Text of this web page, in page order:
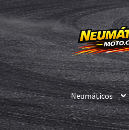
Ir
a
la
navegación
Ir
al
contenido
Neumáticos